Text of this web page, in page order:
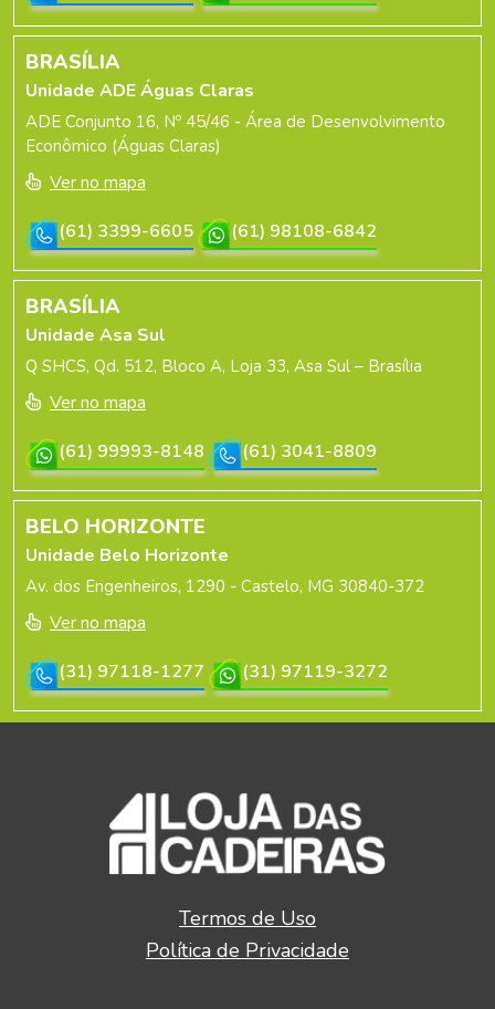
BRASÍLIA
Unidade ADE Águas Claras
ADE Conjunto 16, Nº 45/46 - Área de Desenvolvimento
Econômico (Águas Claras)
Ver no mapa
(61) 3399-6605
(61) 98108-6842
BRASÍLIA
Unidade Asa Sul
Q SHCS, Qd. 512, Bloco A, Loja 33, Asa Sul – Brasília
Ver no mapa
(61) 99993-8148
(61) 3041-8809
BELO HORIZONTE
Unidade Belo Horizonte
Av. dos Engenheiros, 1290 - Castelo, MG 30840-372
Ver no mapa
(31) 97118-1277
(31) 97119-3272
Termos de Uso
Política de Privacidade